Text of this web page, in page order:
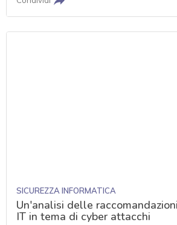
SICUREZZA INFORMATICA
Un'analisi delle
IT in tema di cyber attacchi